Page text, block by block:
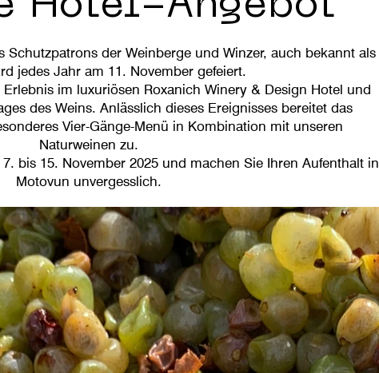
Schutzpatrons der Weinberge und Winzer, auch bekannt als
jedes Jahr am 11. November gefeiert.
im luxuriösen Roxanich Winery & Design Hotel und
des Weins. Anlässlich dieses Ereignisses bereitet das
Vier-Gänge-Menü in Kombination mit unseren
Naturweinen zu.
bis 15. November 2025 und machen Sie Ihren Aufenthalt in
Motovun unvergesslich.